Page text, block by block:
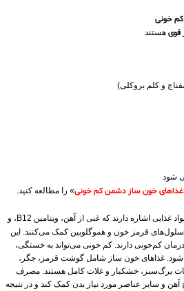
خونی
قوی هستند
و کلم بروکلی)
شود
غذاهای خون ساز دشمن کم خونی» را مطالعه کنید.
به مواد غذایی اشاره دارند که غنی از آهن، ویتامین B12، و
سلول‌های قرمز خون و هموگلوبین کمک می‌کنند. این
کم‌خونی دارند. کم خونی می‌تواند به خستگی،
غذاهای خون‌ ساز شامل گوشت قرمز، جگر،
برگ‌سبز، خشکبار و غلات کامل هستند. مصرف
آهن و سایر عناصر مورد نیاز بدن کمک کند و در نتیجه